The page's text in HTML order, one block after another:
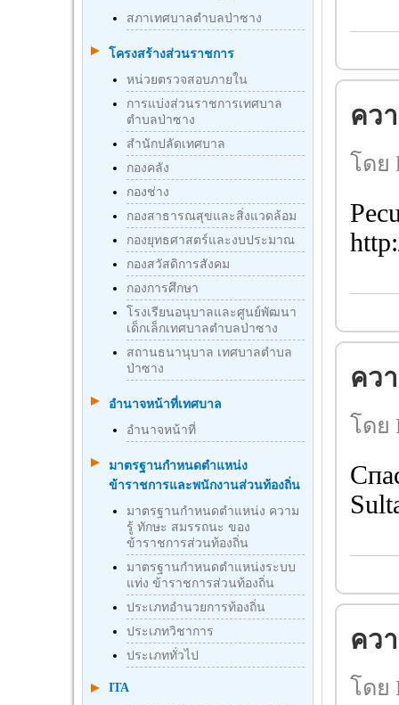
สภาเทศบาลตำบลป่าซาง
โครงสร้างส่วนราชการ
หน่วยตรวจสอบภายใน
การแบ่งส่วนราชการเทศบาล
ตำบลป่าซาง
สำนักปลัดเทศบาล
กองคลัง
กองช่าง
กองสาธารณสุขและสิ่งแวดล้อม
กองยุทธศาสตร์และงบประมาณ
กองสวัสดิการสังคม
กองการศึกษา
โรงเรียนอนุบาลและศูนย์พัฒนา
เด็กเล็กเทศบาลตำบลป่าซาง
สถานธนานุบาล เทศบาลตำบล
ป่าซาง
อำนาจหน้าที่เทศบาล
อำนาจหน้าที่
มาตรฐานกําหนดตําแหน่ง
ข้าราชการและพนักงานส่วนท้องถิ่น
มาตรฐานกำหนดตำแหน่ง ความ
รู้ ทักษะ สมรรถนะ ของ
ข้าราชการส่วนท้องถิ่น
มาตรฐานกำหนดตำแหน่งระบบ
แท่ง ข้าราชการส่วนท้องถิ่น
ประเภทอำนวยการท้องถิ่น
ประเภทวิชาการ
ประเภททั่วไป
ITA
คว
โดย
คว
โดย
คว
โดย